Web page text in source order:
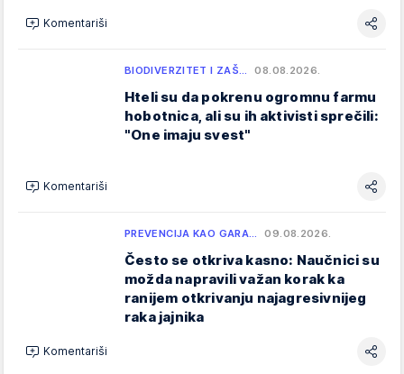
Komentariši
BIODIVERZITET I ZAŠ… 08.08.2026.
Hteli su da pokrenu ogromnu farmu
hobotnica, ali su ih aktivisti sprečili:
"One imaju svest"
Komentariši
PREVENCIJA KAO GARA… 09.08.2026.
Često se otkriva kasno: Naučnici su
možda napravili važan korak ka
ranijem otkrivanju najagresivnijeg
raka jajnika
Komentariši